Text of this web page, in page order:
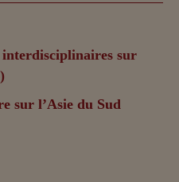
interdisciplinaires sur
sur l’Asie du Sud